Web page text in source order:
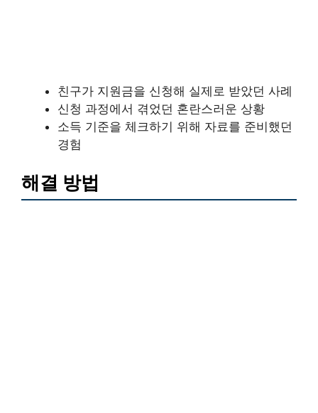
친구가 지원금을 신청해 실제로 받았던 사례
신청 과정에서 겪었던 혼란스러운 상황
소득 기준을 체크하기 위해 자료를 준비했던
경험
해결 방법